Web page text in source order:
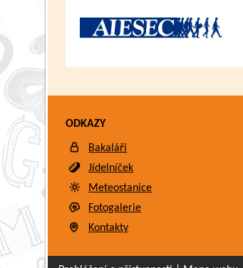
ODKAZY
Bakaláři
Jídelníček
Meteostanice
Fotogalerie
Kontakty